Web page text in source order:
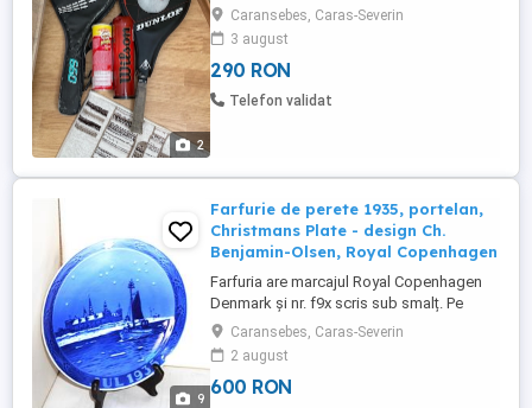
2
Caransebes, Caras-Severin
3 august
290 RON
Telefon validat
9
Farfurie de perete 1935, portelan,
Christmans Plate - design Ch.
Benjamin-Olsen, Royal Copenhagen
Farfuria are marcajul Royal Copenhagen
Denmark și nr. f9x scris sub smalț. Pe
avers are inscripția JUL 1935 . Dimensiuni:
18,7 cm diametru. Stare: impecabilă, fără
defecte - de i are peste 90 de ani! Prețul:
Astfel de farfurii de colecție au prețuri
Caransebes, Caras-Severin
2 august
600 RON